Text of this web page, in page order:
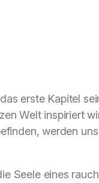
erste Kapitel
Welt inspiriert
werden
Seele eines